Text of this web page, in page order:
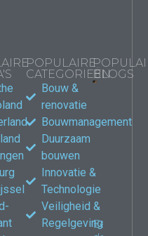
POPULAIRE
CATEGORIEËN
Bouw &
renovatie
Bouwmanagement
Duurzaam
bouwen
Innovatie &
Technologie
Veiligheid &
Regelgeving
BLOGS
jouw
Een